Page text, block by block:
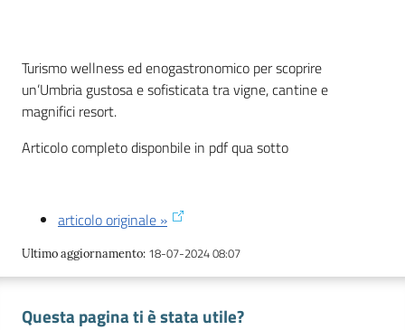
La Camera
Avviare
l'Impresa
l'Impresa
Turismo wellness ed enogastronomico per scoprire
un’Umbria gustosa e sofisticata tra vigne, cantine e
magnifici resort.
Articolo completo disponbile in pdf qua sotto
articolo originale »
Ultimo aggiornamento: 18-07-2024 08:07
Questa pagina ti è stata utile?